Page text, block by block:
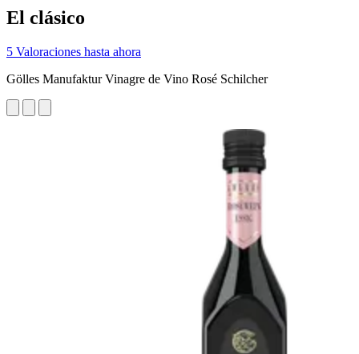
El clásico
5 Valoraciones hasta ahora
Gölles Manufaktur Vinagre de Vino Rosé Schilcher